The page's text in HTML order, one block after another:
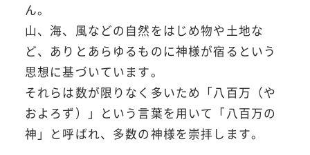
ん。
山、海、風などの自然をはじめ物や土地な
ど、ありとあらゆるものに神様が宿るという
思想に基づいています。
それらは数が限りなく多いため「八百万（や
およろず）」という言葉を用いて「八百万の
神」と呼ばれ、多数の神様を崇拝します。